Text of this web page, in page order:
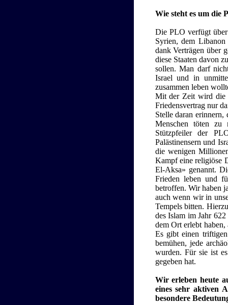
Wie steht es um die
Die PLO verfügt
Syrien, dem
dank Verträgen über
diese Staaten davon
sollen. Man darf
Israel und in
zusammen leben
Mit der Zeit wird die
Friedensvertrag nur
Stelle daran erinnern,
Menschen töten zu
Stützpfeiler der
Palästinensern und
die wenigen
Kampf eine religiöse
El-Aksa» genannt.
Frieden leben und
betroffen. Wir haben
auch wenn wir in
Tempels bitten.
des Islam im Jahr
dem Ort erlebt haben,
Es gibt einen
bemühen, jede
wurden. Für sie ist
gegeben hat.
Wir erleben heute
eines sehr aktiven
besondere